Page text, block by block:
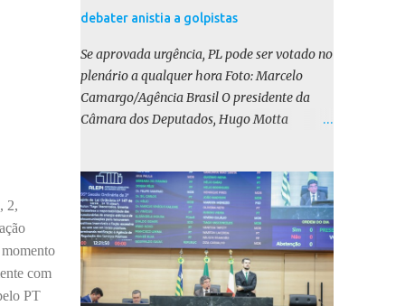
2,
com
PT
debater anistia a golpistas
Se aprovada urgência, PL pode ser votado no
plenário a qualquer hora Foto: Marcelo
Camargo/Agência Brasil O presidente da
Câmara dos Deputados, Hugo Motta
líderes para discutir a votação da urgência
para o projeto de lei (PL) que prevê a anistia
aos condenados por tentativa de golpe de
Estado. Motta disse, em uma rede social, que
a reunião vai “deliberar sobre a urgência dos
projetos que tratam do acontecido em 8 de